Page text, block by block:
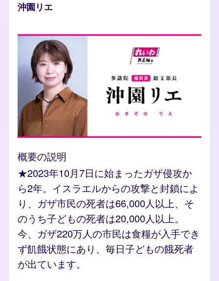
沖園リエ
photo
概要の説明
★2023年10月7日に始まったガザ侵攻か
ら2年。イスラエルからの攻撃と封鎖によ
り、ガザ市民の死者は66,000人以上、そ
のうち子どもの死者は20,000人以上。
今、ガザ220万人の市民は食糧が入手でき
ず飢餓状態にあり、毎日子どもの餓死者
が出ています。